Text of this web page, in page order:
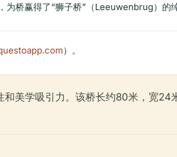
桥赢得了“狮子桥”（Leeuwenbrug）的绰
）。
美学吸引力。该桥长约80米，宽24